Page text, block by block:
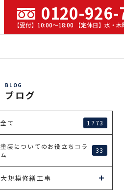
0120-926-
【受付】10:00～18:00 【定休日】水・木
BLOG
ブログ
全て 1773
塗装についてのお役立ちコラ
ム
33
大規模修繕工事